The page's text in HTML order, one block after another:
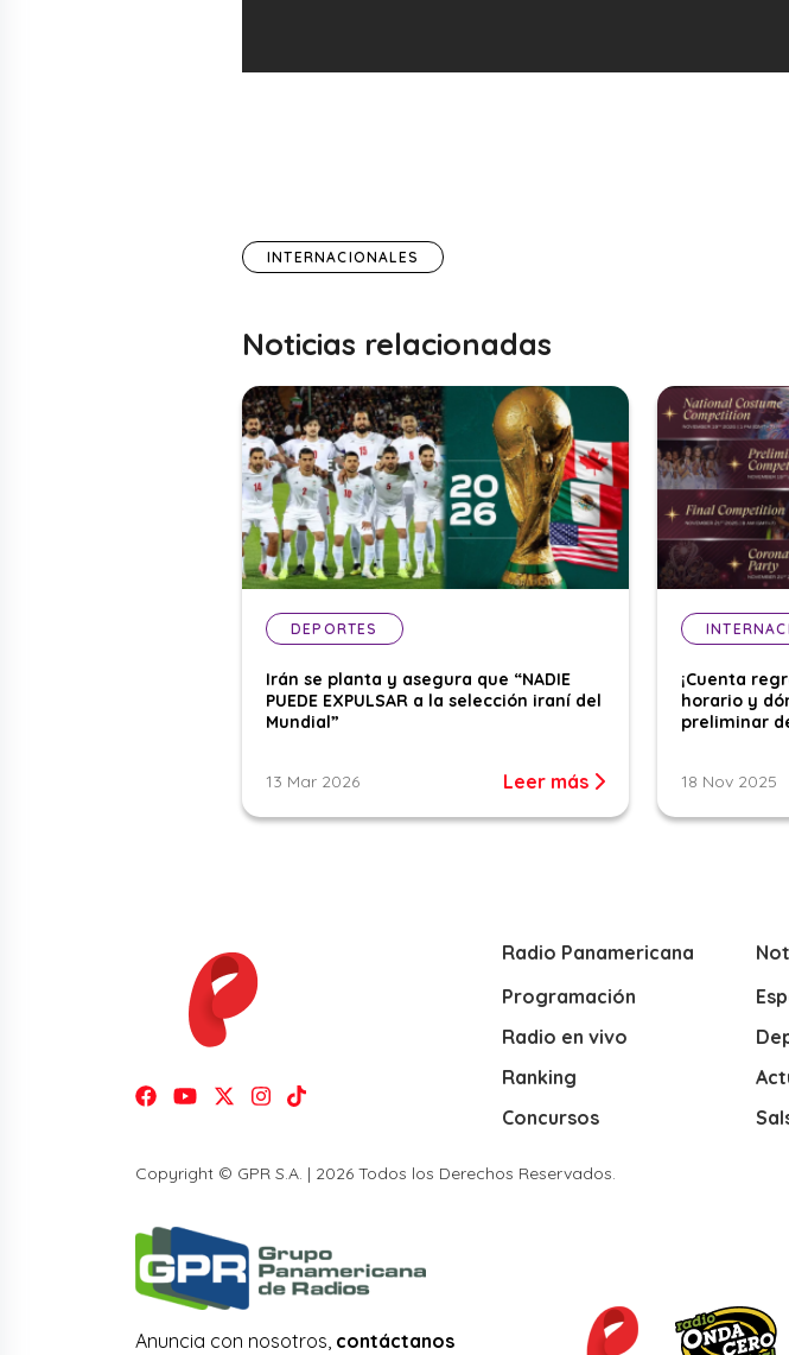
INTERNACIONALES
Noticias relacionadas
DEPORTES
Irán se planta y asegura que “NADIE
PUEDE EXPULSAR a la selección iraní del
Mundial”
13 Mar 2026 Leer más
¡Cuenta
horario y
preliminar
18 Nov 2025
Radio Panamericana
Programación
Radio en vivo
Ranking
Concursos
Copyright © GPR S.A. | 2026 Todos los Derechos Reservados.
Anuncia con nosotros, contáctanos